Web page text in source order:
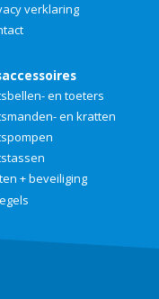
verklaring
en toeters
en kratten
+ beveiliging